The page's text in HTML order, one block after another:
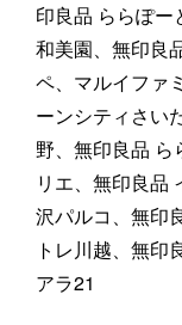
印良品 ららぽ
和美園、無印良
ペ、マルイファ
ーンシティさい
野、無印良品 ら
リエ、無印良品
沢パルコ、無印
トレ川越、無印
アラ21